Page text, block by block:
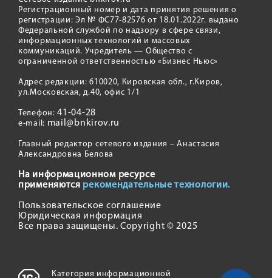
Регистрационный номер и дата принятия решения о
регистрации: Эл № ФС77-82576 от 18.01.2022г. выдано
Федеральной службой по надзору в сфере связи,
информационных технологий и массовых
коммуникаций. Учредитель — Общество с
ограниченной ответственностью «Бизнес Ньюс»
Адрес редакции: 610020, Кировская обл., г.Киров,
ул.Московская, д.40, офис 1/1
Телефон:41-04-28
e-mail: mail@bnkirov.ru
Главный редактор сетевого издания – Анастасия
Александровна Белова
На информационном ресурсе
применяются рекомендательные технологии.
Пользовательское соглашение
Юридическая информация
Все права защищены. Copyright © 2025
Категория информационной